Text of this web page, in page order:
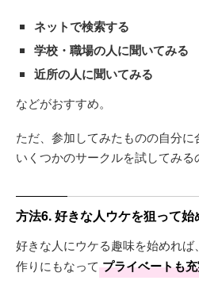
ネットで検索する
学校・職場の人に聞いてみる
近所の人に聞いてみる
などがおすすめ。
ただ、参加してみたものの自分に
いくつかのサークルを試してみる
方法6. 好きな人ウケを狙って始
好きな人にウケる趣味を始めれ
作りにもなって プライベートも